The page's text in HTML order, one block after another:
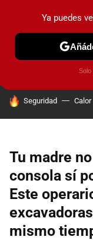
PRUEBAS
HOY SE HABLA DE
Seguridad Calor
Tu madre
consola sí
Este
mismo
Ya puedes
Solo